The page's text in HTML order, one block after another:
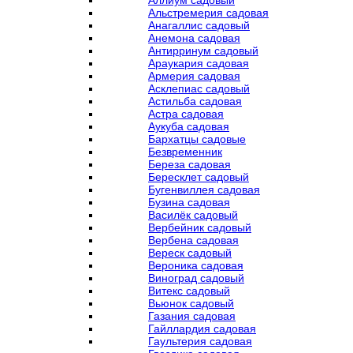
Альстремерия садовая
Анагаллис садовый
Анемона садовая
Антирринум садовый
Араукария садовая
Армерия садовая
Асклепиас садовый
Астильба садовая
Астра садовая
Аукуба садовая
Бархатцы садовые
Безвременник
Береза садовая
Бересклет садовый
Бугенвиллея садовая
Бузина садовая
Василёк садовый
Вербейник садовый
Вербена садовая
Вереск садовый
Вероника садовая
Виноград садовый
Витекс садовый
Вьюнок садовый
Газания садовая
Гайллардия садовая
Гаультерия садовая